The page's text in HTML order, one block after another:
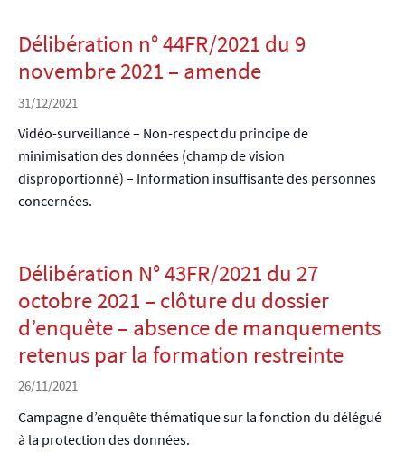
Délibération n° 44FR/2021 du 9
novembre 2021 – amende
31/12/2021
Vidéo-surveillance – Non-respect du principe de
minimisation des données (champ de vision
disproportionné) – Information insuffisante des personnes
concernées.
Délibération N° 43FR/2021 du 27
octobre 2021 – clôture du dossier
d’enquête – absence de manquements
retenus par la formation restreinte
26/11/2021
Campagne d’enquête thématique sur la fonction du délégué
à la protection des données.